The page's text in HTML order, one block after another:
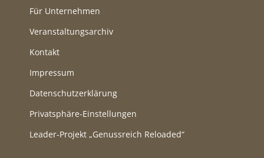
Für Unternehmen
Veranstaltungsarchiv
Kontakt
Impressum
Datenschutzerklärung
Privatsphäre-Einstellungen
Leader-Projekt „Genussreich Reloaded“